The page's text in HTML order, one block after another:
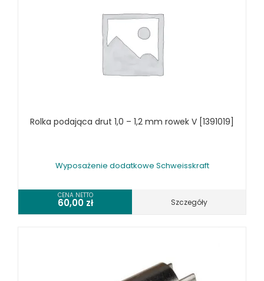
Rolka podająca drut 1,0 – 1,2 mm rowek V [1391019]
Wyposażenie dodatkowe Schweisskraft
CENA NETTO
60,00 zł Szczegóły